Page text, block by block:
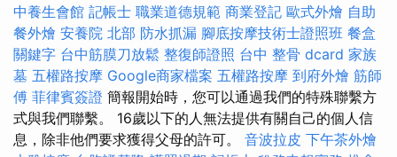
中養生會館 記帳士 職業道德規範 商業登記 歐式外燴 自助
餐外燴 安養院 北部 防水抓漏 腳底按摩技術士證照班 餐盒
關鍵字 台中筋膜刀放鬆 整復師證照 台中 整骨 dcard 家族
墓 五權路按摩 Google商家檔案 五權路按摩 到府外燴 筋師
傅 菲律賓簽證 簡報開始時，您可以通過我們的特殊聯繫方
式與我們聯繫。 16歲以下的人無法提供有關自己的個人信
息，除非他們要求獲得父母的許可。 音波拉皮 下午茶外燴